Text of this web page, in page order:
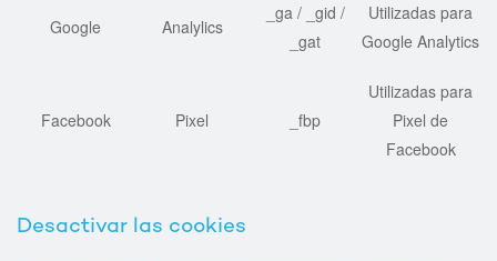
Google Analylics
_ga / _gid /
_gat
Utilizadas para
Google Analytics
Facebook Pixel _fbp
Utilizadas para
Pixel de
Facebook
Desactivar las cookies